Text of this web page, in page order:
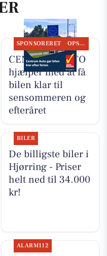
SPONSORERET OPSLAGSTAVLEN
CENTRUM AUTO
hjælper med at få
bilen klar til
sensommeren og
efteråret
BILER
De billigste biler i
Hjørring - Priser
helt ned til 34.000
kr!
ALARM112